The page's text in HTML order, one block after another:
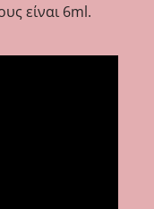
είναι 6ml.